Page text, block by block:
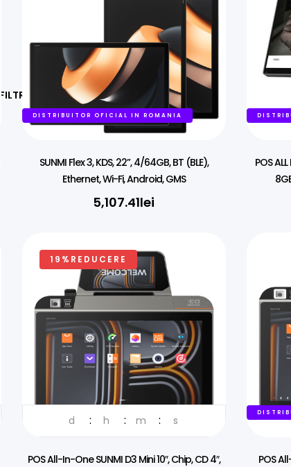
DISTRIBUITOR OFICIAL IN ROMANIA
SUNMI Flex 3, KDS, 22”, 4/64GB, BT (BLE),
Ethernet, Wi-Fi, Android, GMS
5,107.41lei
POS
19%REDUCERE
d h m s
POS All-In-One SUNMI D3 Mini 10″, Chip, CD 4″,
POS
FILTREAZĂ